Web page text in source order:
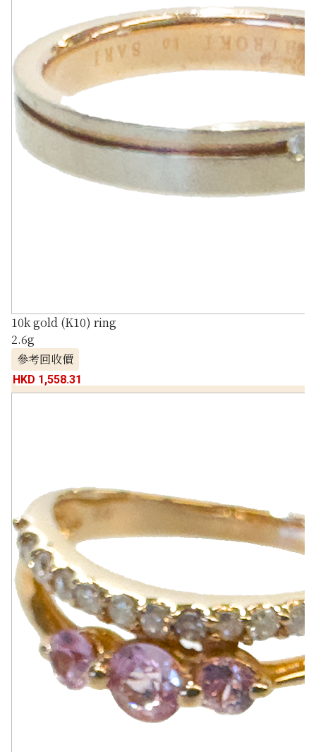
10k gold (K10) ring
2.6g
參考回收價
HKD 1,558.31